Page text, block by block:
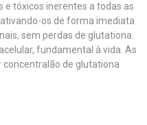
e tóxicos inerentes a todas as
os de forma imediata
sem perdas de glutationa.
fundamental à vida. As
concentralão de glutationa